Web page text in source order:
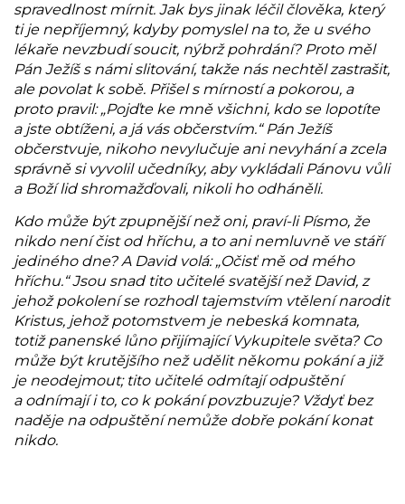
spravedlnost mírnit. Jak bys jinak léčil člověka, který
ti je nepříjemný, kdyby pomyslel na to, že u svého
lékaře nevzbudí soucit, nýbrž pohrdání? Proto měl
Pán Ježíš s námi slitování, takže nás nechtěl zastrašit,
ale povolat k sobě. Přišel s mírností a pokorou, a
proto pravil: „Pojďte ke mně všichni, kdo se lopotíte
a jste obtíženi, a já vás občerstvím.“ Pán Ježíš
občerstvuje, nikoho nevylučuje ani nevyhání a zcela
správně si vyvolil učedníky, aby vykládali Pánovu vůli
a Boží lid shromažďovali, nikoli ho odháněli.
Kdo může být zpupnější než oni, praví-li Písmo, že
nikdo není čist od hříchu, a to ani nemluvně ve stáří
jediného dne? A David volá: „Očisť mě od mého
hříchu.“ Jsou snad tito učitelé svatější než David, z
jehož pokolení se rozhodl tajemstvím vtělení narodit
Kristus, jehož potomstvem je nebeská komnata,
totiž panenské lůno přijímající Vykupitele světa? Co
může být krutějšího než udělit někomu pokání a již
je neodejmout; tito učitelé odmítají odpuštění
a odnímají i to, co k pokání povzbuzuje? Vždyť bez
naděje na odpuštění nemůže dobře pokání konat
nikdo.